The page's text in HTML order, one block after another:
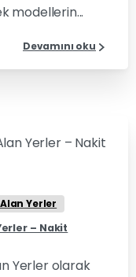
modellerin...
Devamını oku
0 0
Yerler
– Nakit
Yerler olarak